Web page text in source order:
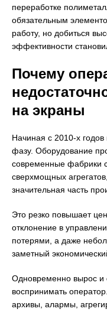
переработке
обязательным
работу, но добиться
эффективности
Почему
на экраны
Начиная с 2010-х
фазу. Оборудование
современные фабрики
сверхмощных
значительная часть
Это резко повышает
отклонение в
потерями, а даже
заметный
Одновременно вырос
воспринимать
архивы, алармы,